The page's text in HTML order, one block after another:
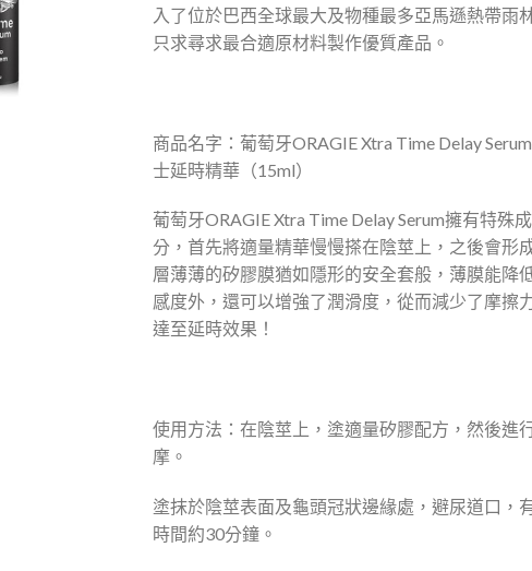
入了位於巴西全球最大及物種最多亞馬遜熱帶雨
只求尋求最合適原材料製作優質產品。
商品名字：葡萄牙ORAGIE Xtra Time Delay
士延時精華（15ml）
葡萄牙ORAGIE Xtra Time Delay Serum擁有特殊成
分，首先將適量精華慢慢搽在陰莖上，之後會形
層薄薄的矽膠膜猶如隱形的安全套般，薄膜能降
感度外，還可以增強了潤滑度，從而減少了摩擦
達至延時效果！
使用方法：在陰莖上，塗適量矽膠配方，然後進
摩。
塗抹於陰莖表面及龜頭冠狀邊緣處，避尿道口，
時間約30分鐘。